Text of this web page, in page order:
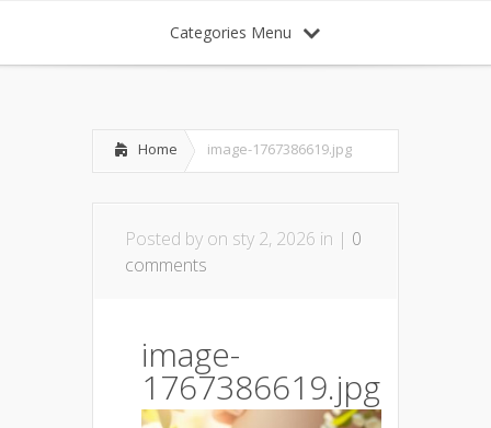
Categories Menu
Home image-1767386619.jpg
Posted by on sty 2, 2026 in | 0
comments
image-
1767386619.jpg